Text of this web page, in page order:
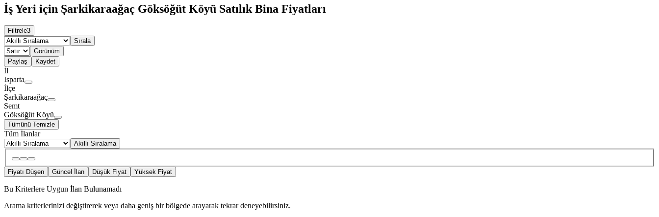
İş Yeri için Şarkikaraağaç Göksöğüt Köyü Satılık Bina Fiyatları
Filtrele3
Sırala
Görünüm
Paylaş
Kaydet
İl
Isparta
İlçe
Şarkikaraağaç
Semt
Göksöğüt Köyü
Tümünü Temizle
Tüm İlanlar
Akıllı Sıralama
Fiyatı Düşen Güncel İlan Düşük Fiyat Yüksek Fiyat
Bu Kriterlere Uygun İlan Bulunamadı
Arama kriterlerinizi değiştirerek veya daha geniş bir bölgede arayarak tekrar deneyebilirsiniz.